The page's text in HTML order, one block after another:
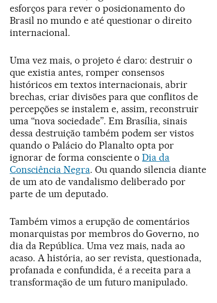
esforços para rever o posicionamento do
Brasil no mundo e até questionar o direito
internacional.
Uma vez mais, o projeto é claro: destruir o
que existia antes, romper consensos
históricos em textos internacionais, abrir
brechas, criar divisões para que conflitos de
percepções se instalem e, assim, reconstruir
uma “nova sociedade”. Em Brasília, sinais
dessa destruição também podem ser vistos
quando o Palácio do Planalto opta por
ignorar de forma consciente oDia da
Consciência Negra. Ou quando silencia diante
de um ato de vandalismo deliberado por
parte de um deputado.
Também vimos a erupção de comentários
monarquistas por membros do Governo, no
dia da República. Uma vez mais, nada ao
acaso. A história, ao ser revista, questionada,
profanada e confundida, é a receita para a
transformação de um futuro manipulado.